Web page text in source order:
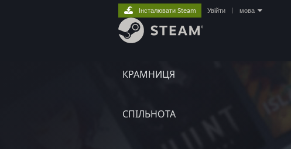
КРАМНИЦЯ
СПІЛЬНОТА
Інсталювати Steam Увійти мова